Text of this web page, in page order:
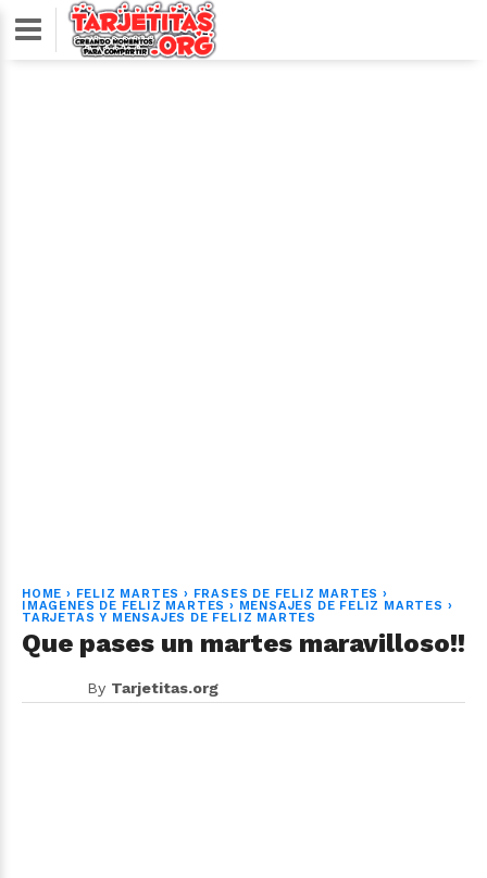
HOME › FELIZ MARTES › FRASES DE FELIZ MARTES ›
IMAGENES DE FELIZ MARTES › MENSAJES DE FELIZ MARTES ›
TARJETAS Y MENSAJES DE FELIZ MARTES
Que pases un martes maravilloso!!
By Tarjetitas.org